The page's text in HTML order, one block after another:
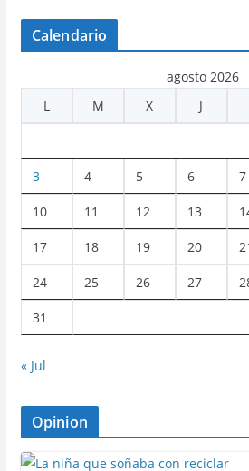
Calendario
agosto 2026
L
M X J
3 4 5 6 7
10 11 12 13
17 18 19 20
24 25 26 27
31
« Jul
Opinion